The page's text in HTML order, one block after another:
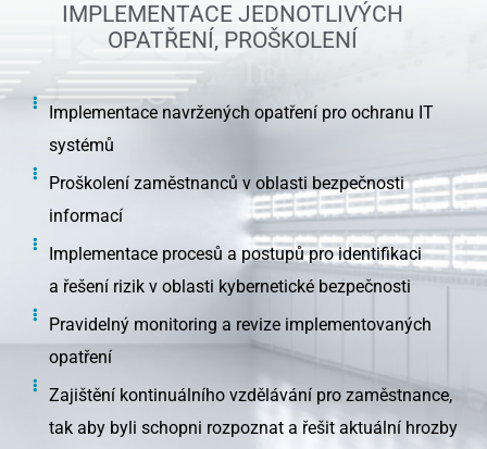
IMPLEMENTACE JEDNOTLIVÝCH
OPATŘENÍ, PROŠKOLENÍ
Implementace navržených opatření pro ochranu IT
systémů
Proškolení zaměstnanců v oblasti bezpečnosti
informací
Implementace procesů a postupů pro identifikaci
a řešení rizik v oblasti kybernetické bezpečnosti
Pravidelný monitoring a revize implementovaných
opatření
Zajištění kontinuálního vzdělávání pro zaměstnance,
tak aby byli schopni rozpoznat a řešit aktuální hrozby